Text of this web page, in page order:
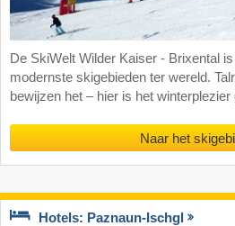
De SkiWelt Wilder Kaiser - Brixental
modernste skigebieden ter wereld.
bewijzen het – hier is het winterplezier
Naar het
Hotels: Paznaun-Ischgl